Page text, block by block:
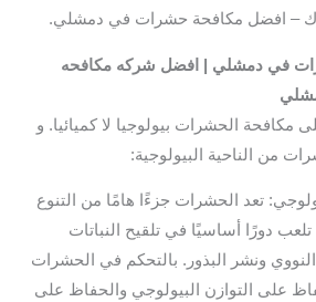
– افضل مكافحة حشرات في دمشلي.
في دمشلي | افضل شركه مكافحه
الحشرات بيولوجيا لا كميائيا. و
من الناحية البيولوجية:
تعد الحشرات جزءًا هامًا من التنوع
تلعب دورًا أساسيًا في تلقيح النباتات
ونشر البذور. بالتحكم في الحشرات
على التوازن البيولوجي والحفاظ على